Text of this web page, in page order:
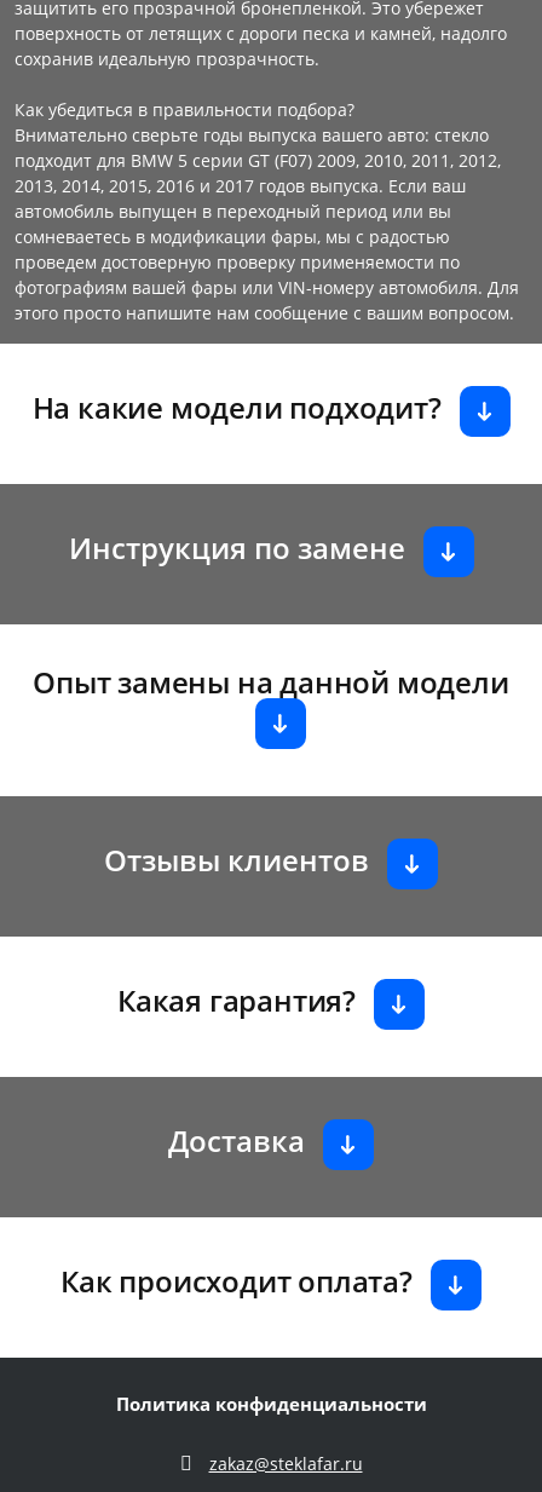
защитить его прозрачной бронепленкой. Это убережет
поверхность от летящих с дороги песка и камней, надолго
сохранив идеальную прозрачность.
Как убедиться в правильности подбора?
Внимательно сверьте годы выпуска вашего авто: стекло
подходит для BMW 5 серии GT (F07) 2009, 2010, 2011, 2012,
2013, 2014, 2015, 2016 и 2017 годов выпуска. Если ваш
автомобиль выпущен в переходный период или вы
сомневаетесь в модификации фары, мы с радостью
проведем достоверную проверку применяемости по
фотографиям вашей фары или VIN-номеру автомобиля. Для
этого просто напишите нам сообщение с вашим вопросом.
На какие модели подходит?
Инструкция по замене
Опыт замены на данной модели
Отзывы клиентов
Какая гарантия?
Доставка
Как происходит оплата?
Политика конфиденциальности
zakaz@steklafar.ru